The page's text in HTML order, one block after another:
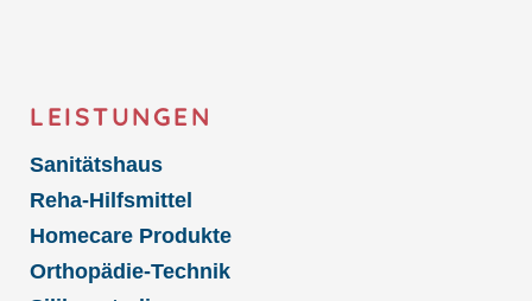
LEISTUNGEN
Sanitätshaus
Reha-Hilfsmittel
Homecare Produkte
Orthopädie-Technik